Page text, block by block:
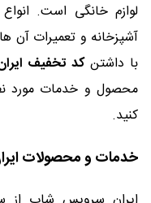
لوازم خانگی است.
آشپزخانه و تعمیرات
با داشتنکد تخفیف
محصول و خدمات مورد
کنید.
خدمات و محصولات